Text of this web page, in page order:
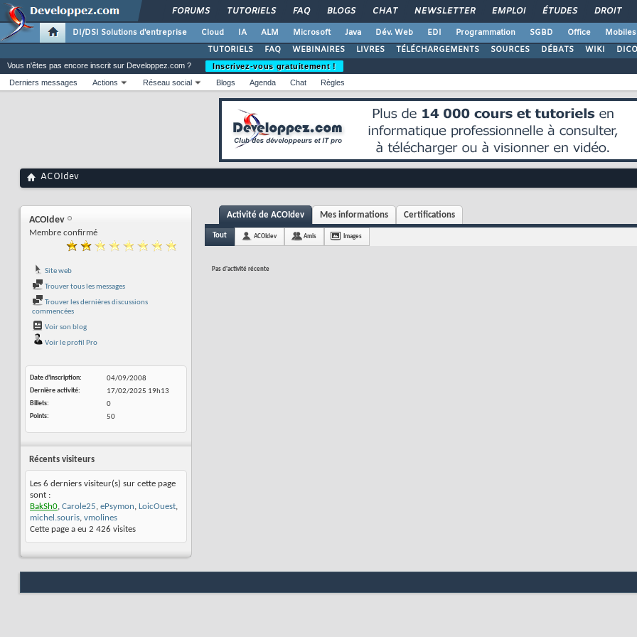
FORUMS TUTORIELS FAQ BLOGS CHAT NEWSLETTER EMPLOI ÉTUDES DROIT
DI/DSI Solutions d'entreprise Cloud IA ALM Microsoft Java Dév. Web EDI Programmation SGBD Office Mobiles
TUTORIELS
FAQ WEBINAIRES LIVRES TÉLÉCHARGEMENTS SOURCES DÉBATS WIKI DICO
Vous n'êtes pas encore inscrit sur Developpez.com ?
Inscrivez-vous gratuitement !
Derniers messages
Actions Réseau social Blogs Agenda Chat Règles
ACOIdev
ACOIdev
Membre confirmé
Site web
Trouver tous les messages
Trouver les dernières discussions
commencées
Voir son blog
Voir le profil Pro
Date d'inscription
04/09/2008
Dernière activité
17/02/2025 19h13
Billets
0
Points
50
Récents visiteurs
Les 6 derniers visiteur(s) sur cette page
sont :
BakSh0, Carole25, ePsymon, LoicOuest,
michel.souris, vmolines
Cette page a eu 2 426 visites
Activité de ACOIdev Mes informations Certifications
Tout ACOIdev Amis Images
Pas d'activité récente